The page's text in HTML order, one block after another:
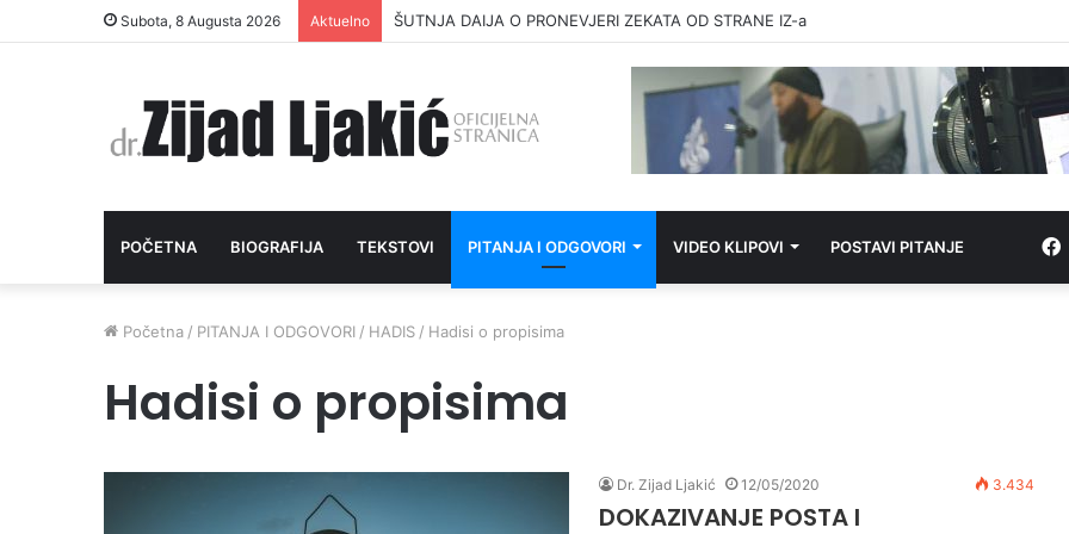
Subota, 8 Augusta 2026 Aktuelno ŠUTNJA DAIJA O PRONEVJERI ZEKATA OD STRANE IZ-a
POČETNA BIOGRAFIJA TEKSTOVI PITANJA I ODGOVORI VIDEO KLIPOVI POSTAVI PITANJE
Početna / PITANJA I ODGOVORI / HADIS / Hadisi o propisima
Hadisi o propisima
Dr. Zijad Ljakić 12/05/2020 3.434
DOKAZIVANJE POSTA I